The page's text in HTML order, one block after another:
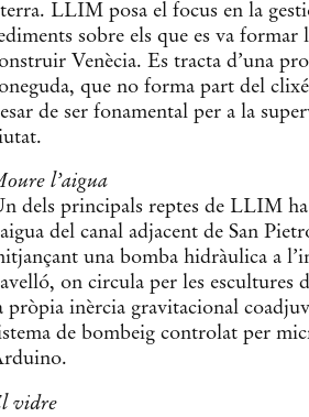
LLIM posa el focus en la
sobre els que es va formar
Venècia. Es tracta d’una
que no forma part del
de ser fonamental per a la
l’aigua
dels principals reptes de LLIM ha
del canal adjacent de San
una bomba hidràulica a
on circula per les escultures
pròpia inèrcia gravitacional
de bombeig controlat per
vidre